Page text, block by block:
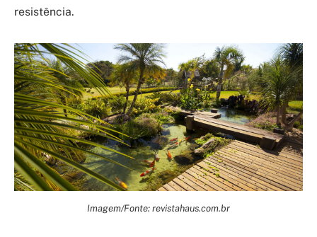
resistência.
Imagem/Fonte: revistahaus.com.br